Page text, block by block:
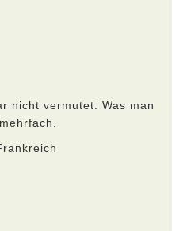
nicht vermutet. Was man